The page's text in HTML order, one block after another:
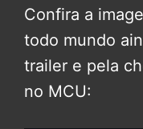
Confira a
todo mundo
trailer e pela
no MCU: